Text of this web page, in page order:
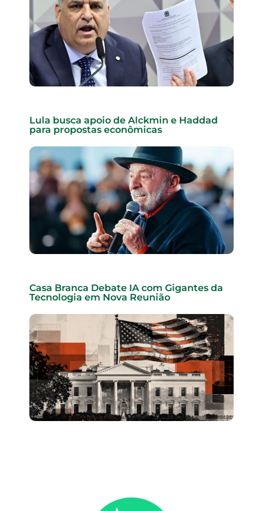
Lula busca apoio de Alckmin e Haddad
para propostas econômicas
Casa Branca Debate IA com Gigantes da
Tecnologia em Nova Reunião